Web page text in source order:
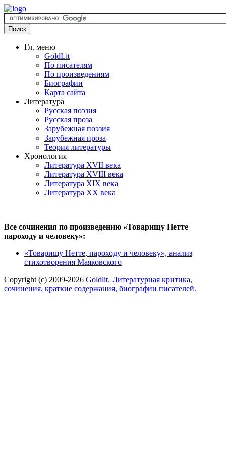
Гл. меню
GoldLit
По писателям
По произведениям
Биографии
Карта сайта
Литература
Русская поэзия
Русская проза
Зарубежная поэзия
Зарубежная проза
Теория литературы
Хронология
Литература XVII века
Литература XVIII века
Литература XIX века
Литература XX века
Все сочинения по произведению «Товарищу Нетте
пароходу и человеку»:
«Товарищу Нетте, пароходу и человеку», анализ
стихотворения Маяковского
Copyright (c) 2009-2026 Goldlit. Литературная критика,
сочинения, краткие содержания, биографии писателей.